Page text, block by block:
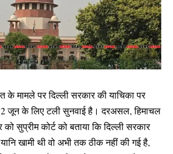
के मामले पर दिल्ली सरकार की याचिका पर
जून के लिए टली सुनवाई है। दरअसल, हिमाचल
सुप्रीम कोर्ट को बताया कि दिल्ली सरकार
खामी थी वो अभी तक ठीक नहीं की गई है,